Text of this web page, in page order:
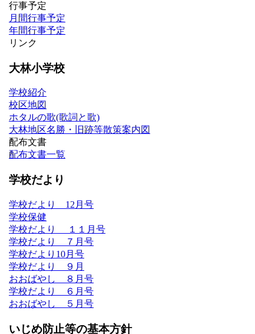
行事予定
月間行事予定
年間行事予定
リンク
大林小学校
学校紹介
校区地図
ホタルの歌(歌詞と歌)
大林地区名勝・旧跡等散策案内図
配布文書
配布文書一覧
学校だより
学校だより 12月号
学校保健
学校だより １１月号
学校だより ７月号
学校だより10月号
学校だより ９月
おおばやし ８月号
学校だより ６月号
おおばやし ５月号
いじめ防止等の基本方針